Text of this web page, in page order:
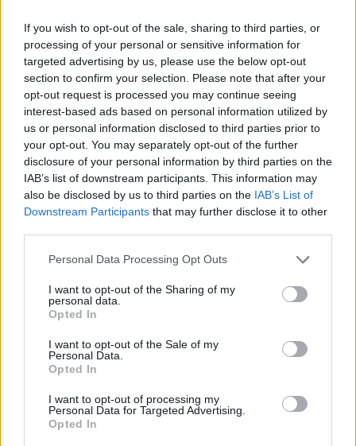
If you wish to opt-out of the sale, sharing to third parties, or
processing of your personal or sensitive information for
targeted advertising by us, please use the below opt-out
section to confirm your selection. Please note that after your
opt-out request is processed you may continue seeing
interest-based ads based on personal information utilized by
us or personal information disclosed to third parties prior to
your opt-out. You may separately opt-out of the further
disclosure of your personal information by third parties on the
IAB’s list of downstream participants. This information may
also be disclosed by us to third parties on the IAB’s List of
Downstream Participants that may further disclose it to other
Please note that this website/app uses one or more Google
not limited to your visit or usage behaviour. You may click to
grant or deny consent to Google and its third-party tags to
use your data for below specified purposes in below Google
consent section.
Personal Data Processing Opt Outs
I want to opt-out of the Sharing of my
personal data.
Opted In
I want to opt-out of the Sale of my
Personal Data.
Opted In
I want to opt-out of processing my
Personal Data for Targeted Advertising.
Opted In
Tags: ΕΚΟ ΡΑΛΛΥ ΑΚΡΟΠΟΛΙΣ 2026
RELATED NEWS
04/08/2026 - 13:00
θα τρέξει σε όλους τους εναπομείναντες
αγώνες του WRC